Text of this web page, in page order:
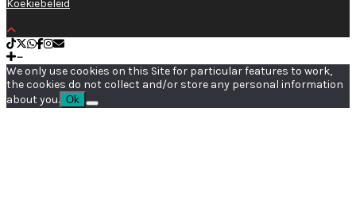
Koekiebeleid
We only use cookies on this Site for particular features to work,
the cookies do not collect and/or store any personal information
about you. Ok